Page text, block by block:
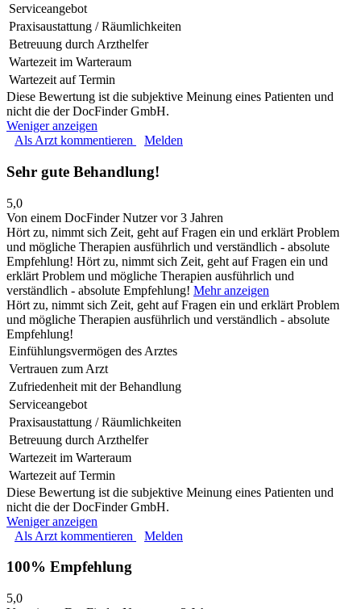
Serviceangebot
Praxisaustattung / Räumlichkeiten
Betreuung durch Arzthelfer
Wartezeit im Warteraum
Wartezeit auf Termin
Diese Bewertung ist die subjektive Meinung eines Patienten und
nicht die der DocFinder GmbH.
Weniger anzeigen
Als Arzt kommentieren
Melden
Sehr gute Behandlung!
5,0
Von einem DocFinder Nutzervor 3 Jahren
Hört zu, nimmt sich Zeit, geht auf Fragen ein und erklärt Problem
und mögliche Therapien ausführlich und verständlich - absolute
Empfehlung! Hört zu, nimmt sich Zeit, geht auf Fragen ein und
erklärt Problem und mögliche Therapien ausführlich und
verständlich - absolute Empfehlung! Mehr anzeigen
Hört zu, nimmt sich Zeit, geht auf Fragen ein und erklärt Problem
und mögliche Therapien ausführlich und verständlich - absolute
Empfehlung!
Einfühlungsvermögen des Arztes
Vertrauen zum Arzt
Zufriedenheit mit der Behandlung
Serviceangebot
Praxisaustattung / Räumlichkeiten
Betreuung durch Arzthelfer
Wartezeit im Warteraum
Wartezeit auf Termin
Diese Bewertung ist die subjektive Meinung eines Patienten und
nicht die der DocFinder GmbH.
Weniger anzeigen
Als Arzt kommentieren
Melden
100% Empfehlung
5,0